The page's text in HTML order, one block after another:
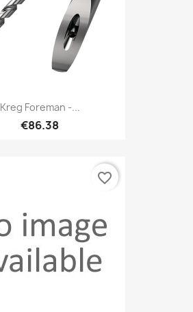
Kreg Foreman -...
€86.38
favorite_border